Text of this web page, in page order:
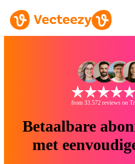
from 33.572 reviews on
Betaalbare
met